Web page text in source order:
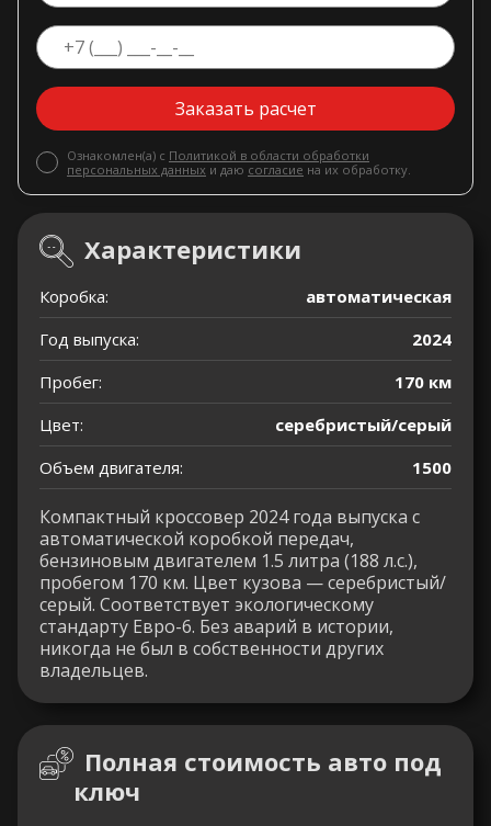
Заказать расчет
Ознакомлен(а) с Политикой в области обработки
персональных данных и даю согласие на их обработку.
Характеристики
Коробка:
автоматическая
Год выпуска:
2024
Пробег:
170 км
Цвет:
серебристый/серый
Объем двигателя:
1500
Компактный кроссовер 2024 года выпуска с
автоматической коробкой передач,
бензиновым двигателем 1.5 литра (188 л.с.),
пробегом 170 км. Цвет кузова — серебристый/
серый. Соответствует экологическому
стандарту Евро-6. Без аварий в истории,
никогда не был в собственности других
владельцев.
Полная стоимость авто под
ключ